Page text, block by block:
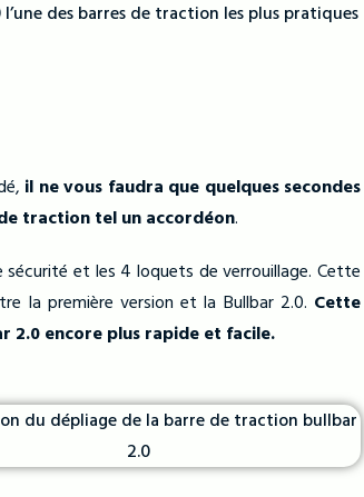
des barres de traction les plus pratiques
il ne vous faudra que quelques secondes
traction tel un accordéon.
sécurité et les 4 loquets de verrouillage. Cette
la première version et la Bullbar 2.0. Cette
2.0 encore plus rapide et facile.